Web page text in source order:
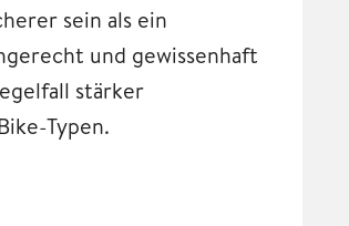
sein als ein
und gewissenhaft
stärker
Typen.